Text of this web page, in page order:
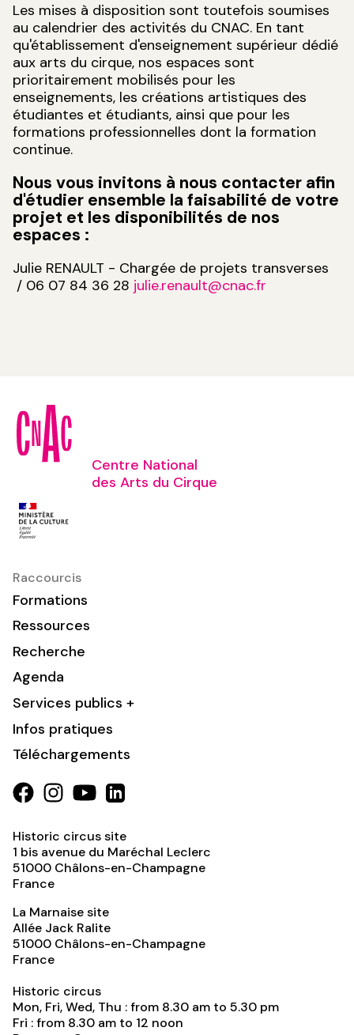
Les mises à disposition sont toutefois soumises
au calendrier des activités du CNAC. En tant
qu'établissement d'enseignement supérieur dédié
aux arts du cirque, nos espaces sont
prioritairement mobilisés pour les
enseignements, les créations artistiques des
étudiantes et étudiants, ainsi que pour les
formations professionnelles dont la formation
continue.
Nous vous invitons à nous contacter afin
d'étudier ensemble la faisabilité de votre
projet et les disponibilités de nos
espaces :
Julie RENAULT - Chargée de projets transverses
/ 06 07 84 36 28 julie.renault@cnac.fr
Centre National
des Arts du Cirque
Raccourcis
Formations
Ressources
Recherche
Agenda
Services publics +
Infos pratiques
Téléchargements
Historic circus site
1 bis avenue du Maréchal Leclerc
51000 Châlons-en-Champagne
France
La Marnaise site
Allée Jack Ralite
51000 Châlons-en-Champagne
France
Historic circus
Mon, Fri, Wed, Thu : from 8.30 am to 5.30 pm
Fri : from 8.30 am to 12 noon